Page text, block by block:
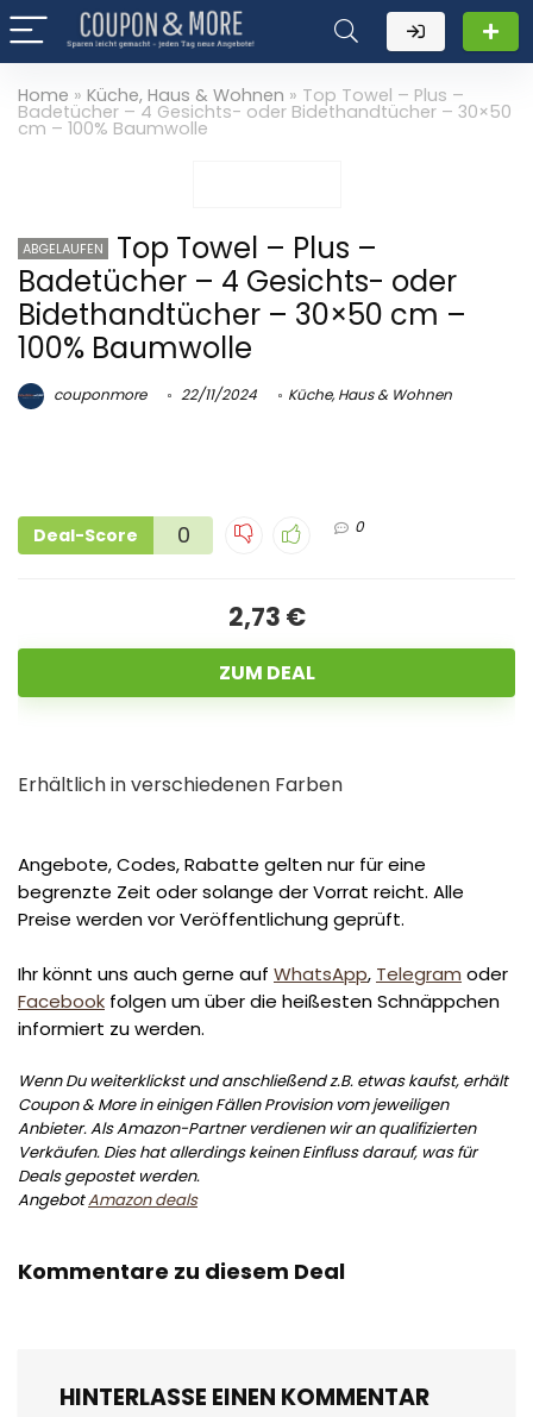
Home » Küche, Haus & Wohnen » Top Towel – Plus –
Badetücher – 4 Gesichts- oder Bidethandtücher – 30×50
cm – 100% Baumwolle
ABGELAUFEN
Top Towel – Plus –
Badetücher – 4 Gesichts- oder
Bidethandtücher – 30×50 cm –
100% Baumwolle
couponmore 22/11/2024 Küche, Haus & Wohnen
Deal-Score 0 0
2,73 €
ZUM DEAL
Erhältlich in verschiedenen Farben
Angebote, Codes, Rabatte gelten nur für eine
begrenzte Zeit oder solange der Vorrat reicht. Alle
Preise werden vor Veröffentlichung geprüft.
Ihr könnt uns auch gerne auf WhatsApp, Telegram oder
Facebook folgen um über die heißesten Schnäppchen
informiert zu werden.
Wenn Du weiterklickst und anschließend z.B. etwas kaufst, erhält
Coupon & More in einigen Fällen Provision vom jeweiligen
Anbieter. Als Amazon-Partner verdienen wir an qualifizierten
Verkäufen. Dies hat allerdings keinen Einfluss darauf, was für
Deals gepostet werden.
AngebotAmazon deals
Kommentare zu diesem Deal
HINTERLASSE EINEN KOMMENTAR